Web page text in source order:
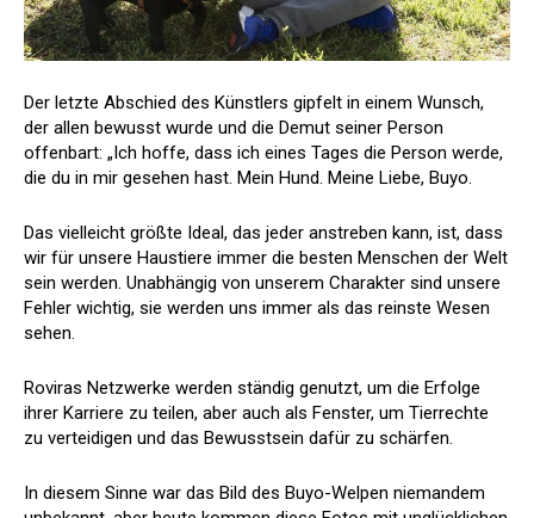
Der letzte Abschied des Künstlers gipfelt in einem Wunsch,
der allen bewusst wurde und die Demut seiner Person
offenbart: „Ich hoffe, dass ich eines Tages die Person werde,
die du in mir gesehen hast. Mein Hund. Meine Liebe, Buyo.
Das vielleicht größte Ideal, das jeder anstreben kann, ist, dass
wir für unsere Haustiere immer die besten Menschen der Welt
sein werden. Unabhängig von unserem Charakter sind unsere
Fehler wichtig, sie werden uns immer als das reinste Wesen
sehen.
Roviras Netzwerke werden ständig genutzt, um die Erfolge
ihrer Karriere zu teilen, aber auch als Fenster, um Tierrechte
zu verteidigen und das Bewusstsein dafür zu schärfen.
In diesem Sinne war das Bild des Buyo-Welpen niemandem